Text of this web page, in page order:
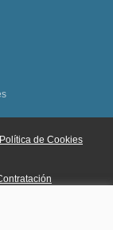
Política de Cookies